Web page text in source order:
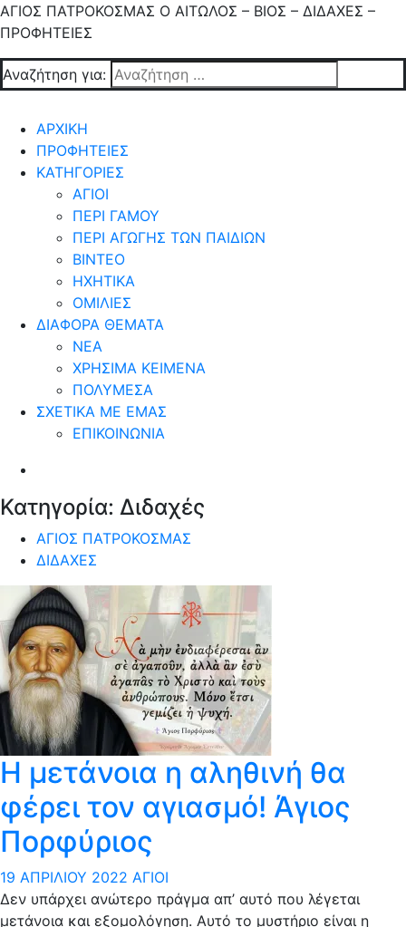
ΑΓΙΟΣ ΠΑΤΡΟΚΟΣΜΑΣ Ο ΑΙΤΩΛΟΣ – ΒΙΟΣ – ΔΙΔΑΧΕΣ –
ΠΡΟΦΗΤΕΙΕΣ
Αναζήτηση για:
ΑΡΧΙΚΗ
ΠΡΟΦΗΤΕΙΕΣ
ΚΑΤΗΓΟΡΙΕΣ
ΑΓΙΟΙ
ΠΕΡΙ ΓΑΜΟΥ
ΠΕΡΙ ΑΓΩΓΗΣ ΤΩΝ ΠΑΙΔΙΩΝ
ΒΙΝΤΕΟ
ΗΧΗΤΙΚΑ
ΟΜΙΛΙΕΣ
ΔΙΑΦΟΡΑ ΘΕΜΑΤΑ
ΝΕΑ
ΧΡΗΣΙΜΑ ΚΕΙΜΕΝΑ
ΠΟΛΥΜΕΣΑ
ΣΧΕΤΙΚΑ ΜΕ ΕΜΑΣ
ΕΠΙΚΟΙΝΩΝΙΑ
Κατηγορία: Διδαχές
ΆΓΙΟΣ ΠΑΤΡΟΚΟΣΜΆΣ
ΔΙΔΑΧΈΣ
Η μετάνοια η αληθινή θα
φέρει τον αγιασμό! Άγιος
Πορφύριος
19 ΑΠΡΙΛΊΟΥ 2022 ΆΓΙΟΙ
Δεν υπάρχει ανώτερο πράγμα απ’ αυτό που λέγεται
μετάνοια και εξομολόγηση. Αυτό το μυστήριο είναι η